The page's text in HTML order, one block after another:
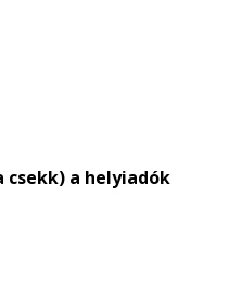
a helyiadók